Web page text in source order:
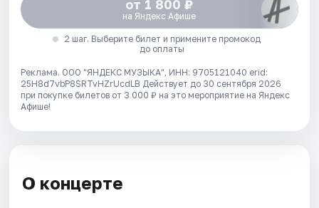
от 1 800 ₽
на Яндекс Афише
2 шаг. Выберите билет и примените промокод
до оплаты
Реклама. ООО "ЯНДЕКС МУЗЫКА", ИНН: 9705121040 erid:
25H8d7vbP8SRTvHZrUcdLB Действует до 30 сентября 2026
при покупке билетов от 3 000 ₽ на это мероприятие на Яндекс
Афише!
О концерте